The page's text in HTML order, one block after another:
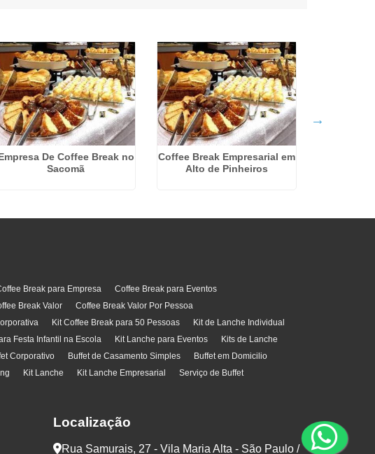
De Coffee Break no
Sacomã
Coffee Break Empresarial em
Alto de Pinheiros
Break para Empresa
Coffee Break para Eventos
Break Valor
Coffee Break Valor Por Pessoa
Kit Coffee Break para 50 Pessoas
Kit de Lanche Individual
Festa Infantil na Escola Kit Lanche para Eventos
Kits de Lanche
Corporativo Buffet de Casamento Simples
Buffet em Domicilio
Kit Lanche Kit Lanche Empresarial
Serviço de Buffet
Localização
Rua Samurais, 27 - Vila Maria Alta - São Paulo /